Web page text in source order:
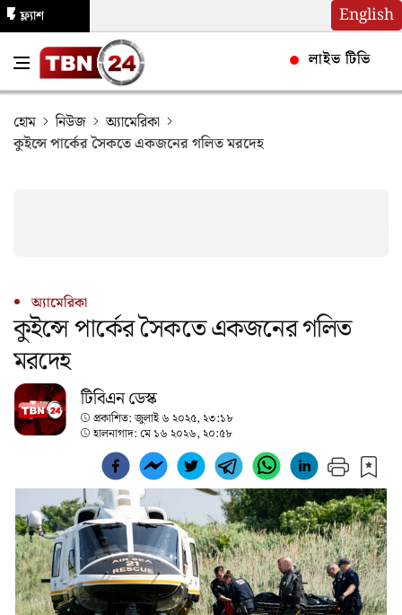
English
ফ্ল্যাশ
লাইভ টিভি
হোম নিউজ
অ্যামেরিকা
কুইন্সে পার্কের সৈকতে একজনের গলিত মরদেহ
অ্যামেরিকা
কুইন্সে পার্কের সৈকতে একজনের গলিত
মরদেহ
টিবিএন ডেস্ক
প্রকাশিত:জুলাই ৬ ২০২৫, ২৩:১৮
হালনাগাদ: মে ১৬ ২০২৬, ২০:৫৮